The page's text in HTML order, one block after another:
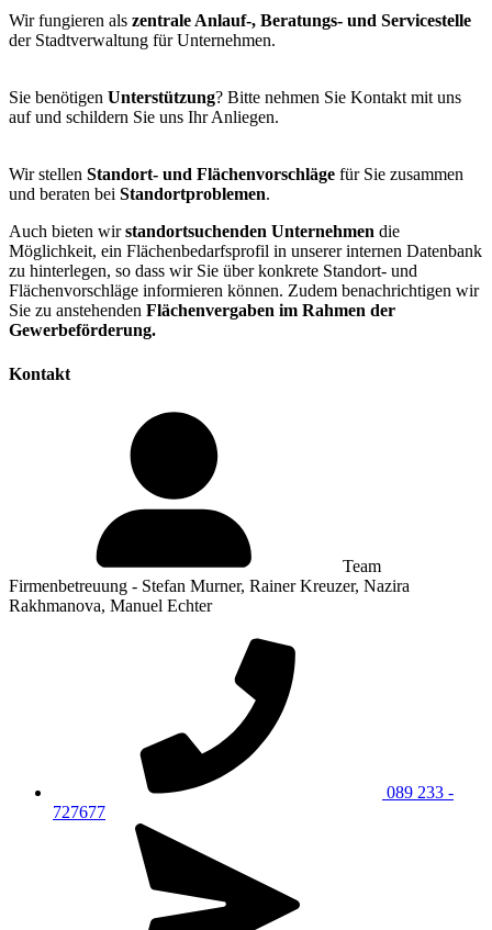
Wir fungieren als zentrale Anlauf-, Beratungs- und Servicestelle
der Stadtverwaltung für Unternehmen.
Sie benötigen Unterstützung? Bitte nehmen Sie Kontakt mit uns
auf und schildern Sie uns Ihr Anliegen.
Wir stellen Standort- und Flächenvorschläge für Sie zusammen
und beraten bei Standortproblemen.
Auch bieten wirstandortsuchenden Unternehmen die
Möglichkeit, ein Flächenbedarfsprofil in unserer internen Datenbank
zu hinterlegen, so dass wir Sie über konkrete Standort- und
Flächenvorschläge informieren können. Zudem benachrichtigen wir
Sie zu anstehenden Flächenvergaben im Rahmen der
Gewerbeförderung.
Kontakt
Team
Firmenbetreuung - Stefan Murner, Rainer Kreuzer, Nazira
Rakhmanova, Manuel Echter
089 233 -
727677